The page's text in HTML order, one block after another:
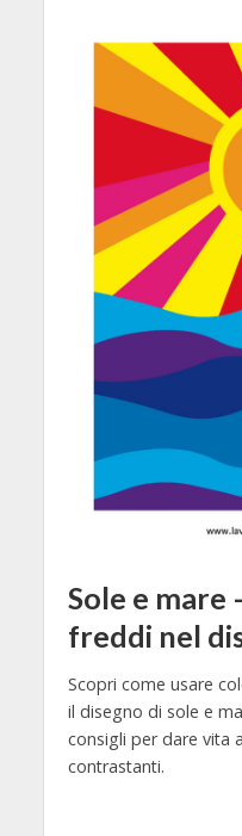
Sole e mare
freddi nel
Scopri come usare
il disegno di sole e
consigli per dare vita
contrastanti.